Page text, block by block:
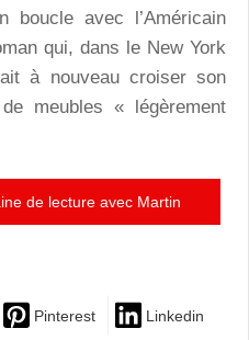
boucle avec l’Américain
qui, dans le New York
à nouveau croiser son
meubles « légèrement
de lecture avec Martin
Pinterest Linkedin